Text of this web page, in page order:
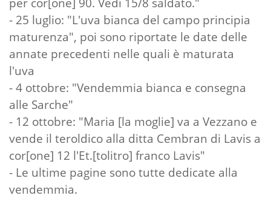
- 25 luglio: "L'uva bianca del campo principia
maturenza", poi sono riportate le date delle
annate precedenti nelle quali è maturata
l'uva
- 4 ottobre: "Vendemmia bianca e consegna
alle Sarche"
- 12 ottobre: "Maria [la moglie] va a Vezzano e
vende il teroldico alla ditta Cembran di Lavis a
cor[one] 12 l'Et.[tolitro] franco Lavis"
- Le ultime pagine sono tutte dedicate alla
vendemmia.